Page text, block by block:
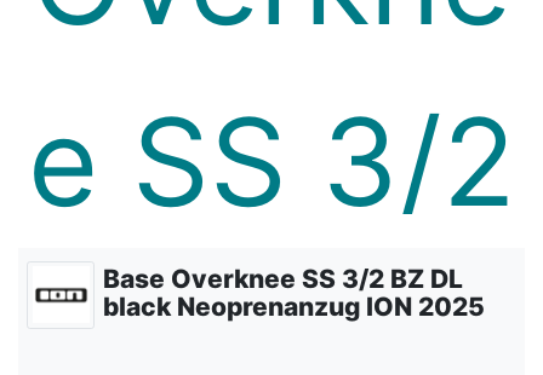
Base Overknee SS 3/2 BZ DL
black Neoprenanzug ION 2025